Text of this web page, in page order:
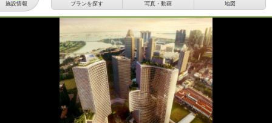
施設情報 プランを探す 写真・動画 地図